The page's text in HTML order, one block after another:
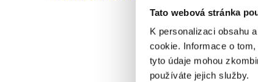
Tato webová stránka
K personalizaci obsahu
cookie. Informace o
tyto údaje mohou
používáte jejich služby.